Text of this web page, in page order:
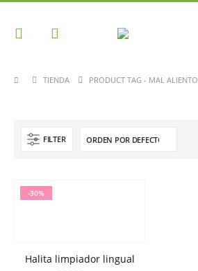
TIENDA PRODUCT TAG - MAL ALIENTO
FILTER
-30%
Halita limpiador lingual